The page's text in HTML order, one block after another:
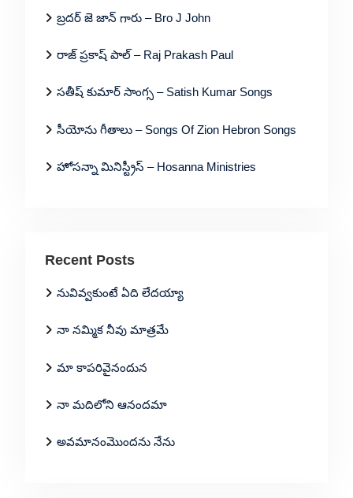
బ్రదర్ జె జాన్ గారు – Bro J John
రాజ్ ప్రకాష్ పాల్ – Raj Prakash Paul
సతీష్ కుమార్ సాంగ్స – Satish Kumar Songs
సీయోను గీతాలు – Songs Of Zion Hebron Songs
హోసన్నా మినిస్ట్రీస్ – Hosanna Ministries
Recent Posts
నువివ్వకుంటే ఏది లేదయ్యా
నా నమ్మిక నీవు మాత్రమే
మా కాపరివైనందున
నా మదిలోని ఆనందమా
అవమానంమొందను నేను